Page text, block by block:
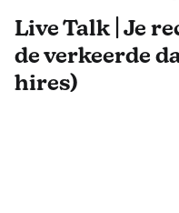
Live Talk | Je
de verkeerde
hires)